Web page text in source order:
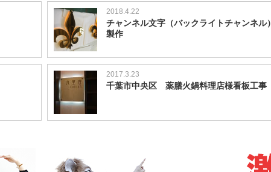
2018.4.22
チャンネル文字（バックライトチャンネル）
製作
2017.3.23
千葉市中央区 薬膳火鍋料理店様看板工事